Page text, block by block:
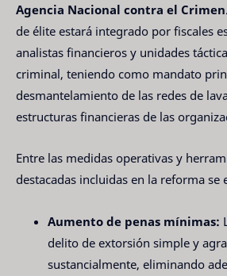
Agencia Nacional contra el Crimen
de élite estará integrado por fiscales
analistas financieros y unidades
criminal, teniendo como mandato
desmantelamiento de las redes de
estructuras financieras de las
Entre las medidas operativas y
destacadas incluidas en la reforma se
Aumento de penas mínimas:
delito de extorsión simple y
sustancialmente, eliminando